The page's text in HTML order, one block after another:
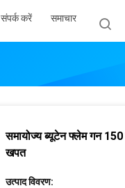
संपर्क करें समाचार
समायोज्य ब्यूटेन फ्लेम गन
खपत
उत्पाद विवरण: